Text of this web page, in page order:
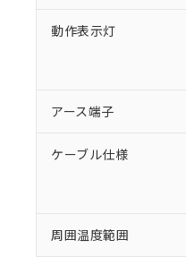
動作表示灯
アース端子
ケーブル仕様
周囲温度範囲